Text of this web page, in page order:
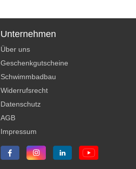
Unternehmen
Über uns
Geschenkgutscheine
Schwimmbadbau
Widerrufsrecht
Datenschutz
AGB
Impressum